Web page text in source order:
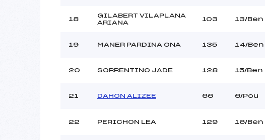
18
GILABERT VILAPLANA
ARIANA
103 13/Ben
19 MANER PARDINA ONA 135 14/Ben
20 SORRENTINO JADE 128 15/Ben
21 DAHON ALIZEE 66 6/Pou
22 PERICHON LEA 129 16/Ben